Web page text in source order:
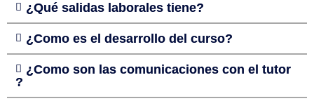
¿Qué salidas laborales tiene?
¿Como es el desarrollo del curso?
¿Como son las comunicaciones con el tutor
?